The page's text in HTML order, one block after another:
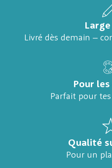
Livré dès demain –
Pour
Parfait pour
Qualité
Pour un